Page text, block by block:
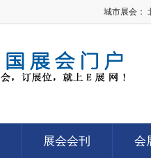
城市展会：
展会会刊 会